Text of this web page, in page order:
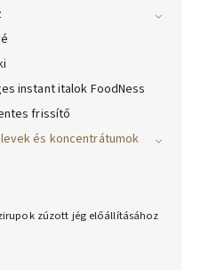
instant italok FoodNess
frissítő
és koncentrátumok
zúzott jég előállításához